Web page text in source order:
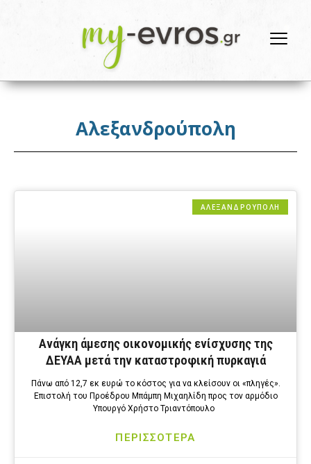
Αλεξανδρούπολη
ΑΛΕΞΑΝΔΡΟΎΠΟΛΗ
Ανάγκη άμεσης οικονομικής ενίσχυσης της
ΔΕΥΑΑ μετά την καταστροφική πυρκαγιά
Πάνω από 12,7 εκ ευρώ το κόστος για να κλείσουν οι «πληγές».
Επιστολή του Προέδρου Μπάμπη Μιχαηλίδη προς τον αρμόδιο
Υπουργό Χρήστο Τριαντόπουλο
ΠΕΡΙΣΣΟΤΕΡΑ